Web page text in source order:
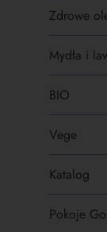
Zdrowe
Mydła i
BIO
Vege
Katalog
Pokoje